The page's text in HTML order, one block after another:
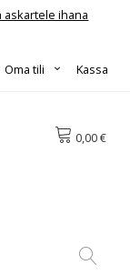
askartele ihana
Kassa
Oma tili
0,00 €